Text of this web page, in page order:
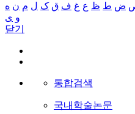
ض ط ظ ع غ ف ق ک ل م ن ه
و ی
닫기
통합검색
국내학술논문